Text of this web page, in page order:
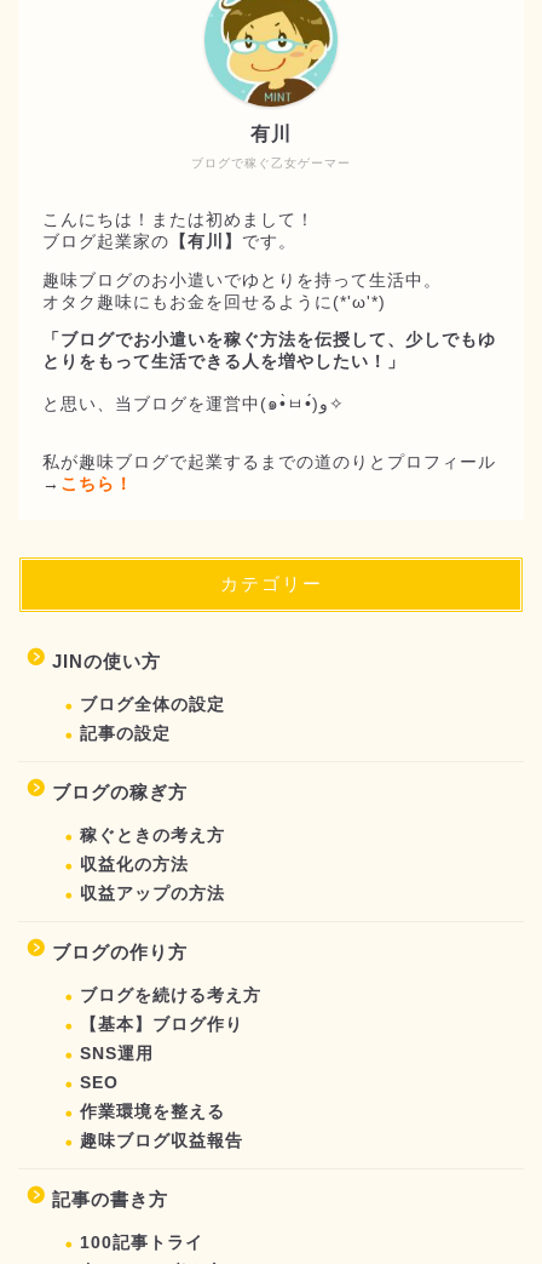
ブログで稼ぐ乙女ゲーマー
有川
こんにちは！または初めまして！
ブログ起業家の 【有川】 です。
趣味ブログのお小遣いでゆとりを持って生活中。
オタク趣味にもお金を回せるように(*'ω'*)
「ブログでお小遣いを稼ぐ方法を伝授して、少しでもゆ
とりをもって生活できる人を増やしたい！」
と思い、当ブログを運営中(๑•̀ㅂ•́)و✧
私が趣味ブログで起業するまでの道のりとプロフィール
→ こちら！
カテゴリー
JINの使い方
ブログ全体の設定
記事の設定
ブログの稼ぎ方
稼ぐときの考え方
収益化の方法
収益アップの方法
ブログの作り方
ブログを続ける考え方
【基本】ブログ作り
SNS運用
SEO
作業環境を整える
趣味ブログ収益報告
記事の書き方
100記事トライ